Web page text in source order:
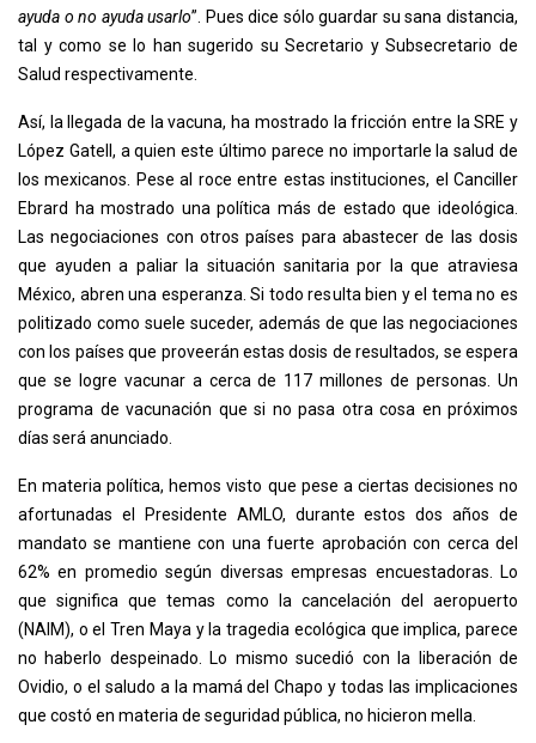
ayuda o no ayuda usarlo”. Pues dice sólo guardar su sana distancia,
tal y como se lo han sugerido su Secretario y Subsecretario de
Salud respectivamente.
Así, la llegada de la vacuna, ha mostrado la fricción entre la SRE y
López Gatell, a quien este último parece no importarle la salud de
los mexicanos. Pese al roce entre estas instituciones, el Canciller
Ebrard ha mostrado una política más de estado que ideológica.
Las negociaciones con otros países para abastecer de las dosis
que ayuden a paliar la situación sanitaria por la que atraviesa
México, abren una esperanza. Si todo resulta bien y el tema no es
politizado como suele suceder, además de que las negociaciones
con los países que proveerán estas dosis de resultados, se espera
que se logre vacunar a cerca de 117 millones de personas. Un
programa de vacunación que si no pasa otra cosa en próximos
días será anunciado.
En materia política, hemos visto que pese a ciertas decisiones no
afortunadas el Presidente AMLO, durante estos dos años de
mandato se mantiene con una fuerte aprobación con cerca del
62% en promedio según diversas empresas encuestadoras. Lo
que significa que temas como la cancelación del aeropuerto
(NAIM), o el Tren Maya y la tragedia ecológica que implica, parece
no haberlo despeinado. Lo mismo sucedió con la liberación de
Ovidio, o el saludo a la mamá del Chapo y todas las implicaciones
que costó en materia de seguridad pública, no hicieron mella.